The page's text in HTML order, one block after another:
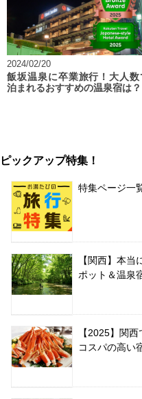
2024/02/20
飯坂温泉に卒業旅行！大人数
泊まれるおすすめの温泉宿は？
ピックアップ特集！
特集ページ一
【関西】本
ポット＆温泉
【2025】関
コスパの高い